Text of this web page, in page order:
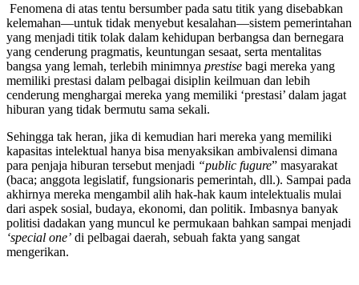
Fenomena di atas tentu bersumber pada satu titik yang disebabkan
kelemahan—untuk tidak menyebut kesalahan—sistem pemerintahan
yang menjadi titik tolak dalam kehidupan berbangsa dan bernegara
yang cenderung pragmatis, keuntungan sesaat, serta mentalitas
bangsa yang lemah, terlebih minimnya prestise bagi mereka yang
memiliki prestasi dalam pelbagai disiplin keilmuan dan lebih
cenderung menghargai mereka yang memiliki ‘prestasi’ dalam jagat
hiburan yang tidak bermutu sama sekali.
Sehingga tak heran, jika di kemudian hari mereka yang memiliki
kapasitas intelektual hanya bisa menyaksikan ambivalensi dimana
para penjaja hiburan tersebut menjadi “public fugure” masyarakat
(baca; anggota legislatif, fungsionaris pemerintah, dll.). Sampai pada
akhirnya mereka mengambil alih hak-hak kaum intelektualis mulai
dari aspek sosial, budaya, ekonomi, dan politik. Imbasnya banyak
politisi dadakan yang muncul ke permukaan bahkan sampai menjadi
‘special one’ di pelbagai daerah, sebuah fakta yang sangat
mengerikan.